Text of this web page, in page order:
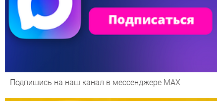
Подпишись на наш канал в мессенджере МАХ